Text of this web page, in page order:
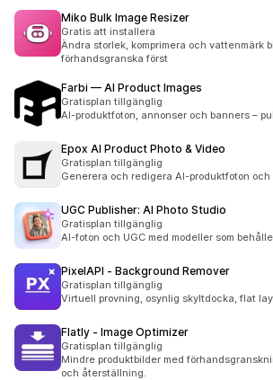
Miko Bulk Image Resizer
Gratis att installera
Ändra storlek, komprimera och vattenmärk
förhandsgranska först
Farbi — AI Product Images
Gratisplan tillgänglig
AI-produktfoton, annonser och banners –
Epox AI Product Photo & Video
Gratisplan tillgänglig
Generera och redigera AI-produktfoton
UGC Publisher: AI Photo Studio
Gratisplan tillgänglig
AI-foton och UGC med modeller som
PixelAPI ‑ Background Remover
Gratisplan tillgänglig
Virtuell provning, osynlig skyltdocka, flat
Flatly ‑ Image Optimizer
Gratisplan tillgänglig
Mindre produktbilder med
och återställning.